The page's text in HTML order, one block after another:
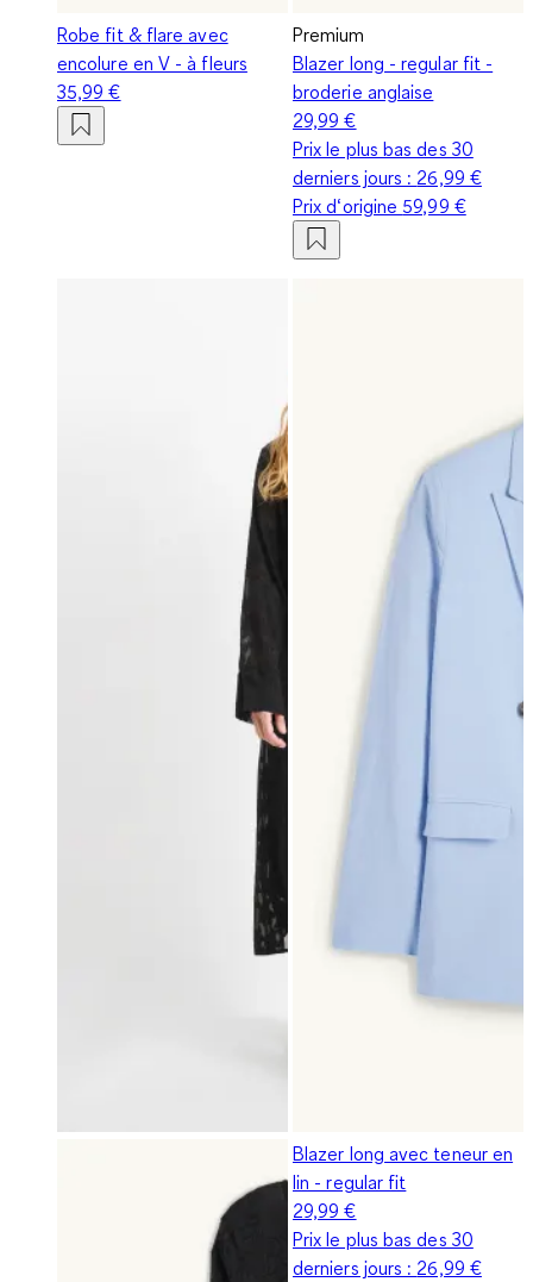
Robe fit & flare avec
encolure en V - à fleurs
35,99 €
Premium
Blazer long - regular fit -
broderie anglaise
29,99 €
Prix le plus bas des 30
derniers jours : 26,99 €
Prix d‘origine 59,99 €
Blazer long avec teneur en
lin - regular fit
29,99 €
Prix le plus bas des 30
derniers jours : 26,99 €